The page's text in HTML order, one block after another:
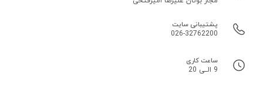
پشتیبانی سایت
026-32762200
ساعت کاری
9 الــی 20